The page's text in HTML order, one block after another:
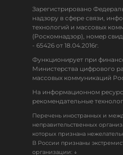
Зарегистрировано
надзору в сфере связи,
технологий и массовых
(Роскомнадзор), номер
- 65426 от 18.04.2016г.
Функционирует при
Министерства цифрового
массовых коммуникаций
На информационном
рекомендательные
Перечень иностранных и
неправительственных
которых признана
В России признаны
организации: ↓